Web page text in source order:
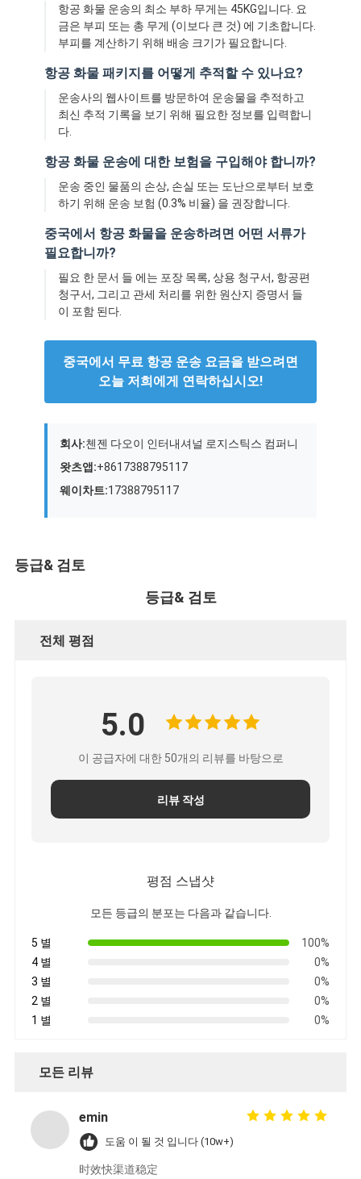
공장 투어
품질 관리
지금 챗팅하세요
국제 화물운송 포워드
공기 운임 후불
해상운송
중국에서 DDP 배송
철도 운송
아마존으로 배송
트럭 화물
창고 서비스
항공 화물 운송의 최소 부하 무게는 45KG입니다. 요
금은 부피 또는 총 무게 (이보다 큰 것) 에 기초합니다.
부피를 계산하기 위해 배송 크기가 필요합니다.
항공 화물 패키지를 어떻게 추적할 수 있나요?
운송사의 웹사이트를 방문하여 운송물을 추적하고
최신 추적 기록을 보기 위해 필요한 정보를 입력합니
다.
항공 화물 운송에 대한 보험을 구입해야 합니까?
운송 중인 물품의 손상, 손실 또는 도난으로부터 보호
하기 위해 운송 보험 (0.3% 비율) 을 권장합니다.
중국에서 항공 화물을 운송하려면 어떤 서류가
필요합니까?
필요 한 문서 들 에는 포장 목록, 상용 청구서, 항공편
청구서, 그리고 관세 처리를 위한 원산지 증명서 들
이 포함 된다.
중국에서 무료 항공 운송 요금을 받으려면
오늘 저희에게 연락하십시오!
회사:첸젠 다오이 인터내셔널 로지스틱스 컴퍼니
왓츠앱:+8617388795117
웨이차트:17388795117
등급& 검토
등급& 검토
전체 평점
5.0
이 공급자에 대한 50개의 리뷰를 바탕으로
리뷰 작성
평점 스냅샷
모든 등급의 분포는 다음과 같습니다.
5 별
100%
4 별
0%
3 별
0%
2 별
0%
1 별
0%
모든 리뷰
emin
도움 이 될 것 입니다 (10w+)
时效快渠道稳定